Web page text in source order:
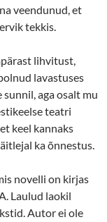
veendunud, et
tekkis.
lihvitust,
lavastuses
aga osalt mu
teatri
keel kannaks
ka õnnestus.
novelli on kirjas
Laulud laokil
Autor ei ole